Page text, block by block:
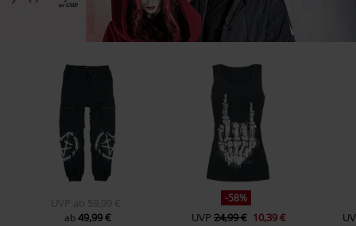
UVP ab 59,99 €
ab49,99 €
-58%
UVP 24,99 € 10,39 €